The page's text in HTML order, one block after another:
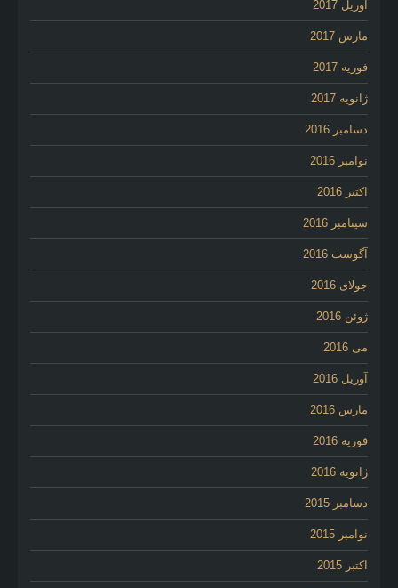
آوریل 2017
مارس 2017
فوریه 2017
ژانویه 2017
دسامبر 2016
نوامبر 2016
اکتبر 2016
سپتامبر 2016
آگوست 2016
جولای 2016
ژوئن 2016
می 2016
آوریل 2016
مارس 2016
فوریه 2016
ژانویه 2016
دسامبر 2015
نوامبر 2015
اکتبر 2015